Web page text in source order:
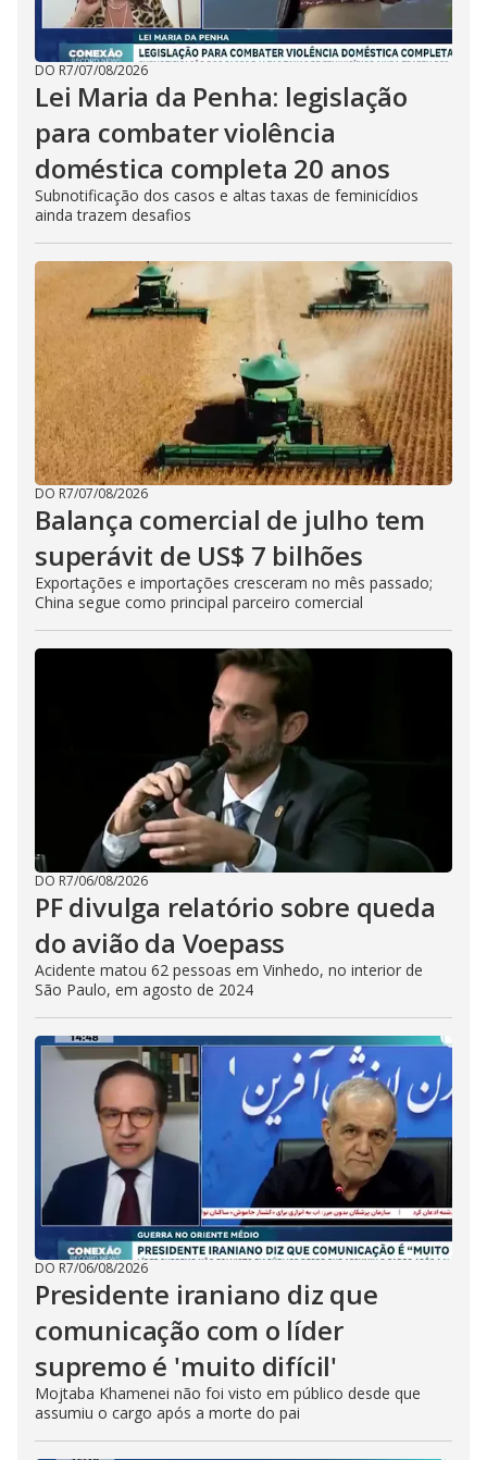
DO R7/07/08/2026
Lei Maria da Penha: legislação
para combater violência
doméstica completa 20 anos
Subnotificação dos casos e altas taxas de feminicídios
ainda trazem desafios
DO R7/07/08/2026
Balança comercial de julho tem
superávit de US$ 7 bilhões
Exportações e importações cresceram no mês passado;
China segue como principal parceiro comercial
DO R7/06/08/2026
PF divulga relatório sobre queda
do avião da Voepass
Acidente matou 62 pessoas em Vinhedo, no interior de
São Paulo, em agosto de 2024
DO R7/06/08/2026
Presidente iraniano diz que
comunicação com o líder
supremo é 'muito difícil'
Mojtaba Khamenei não foi visto em público desde que
assumiu o cargo após a morte do pai